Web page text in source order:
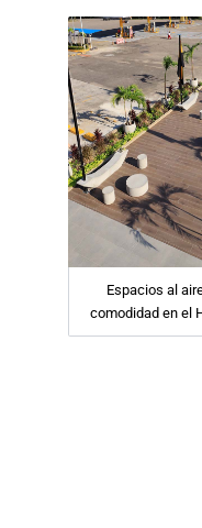
Espacios al
comodidad en el